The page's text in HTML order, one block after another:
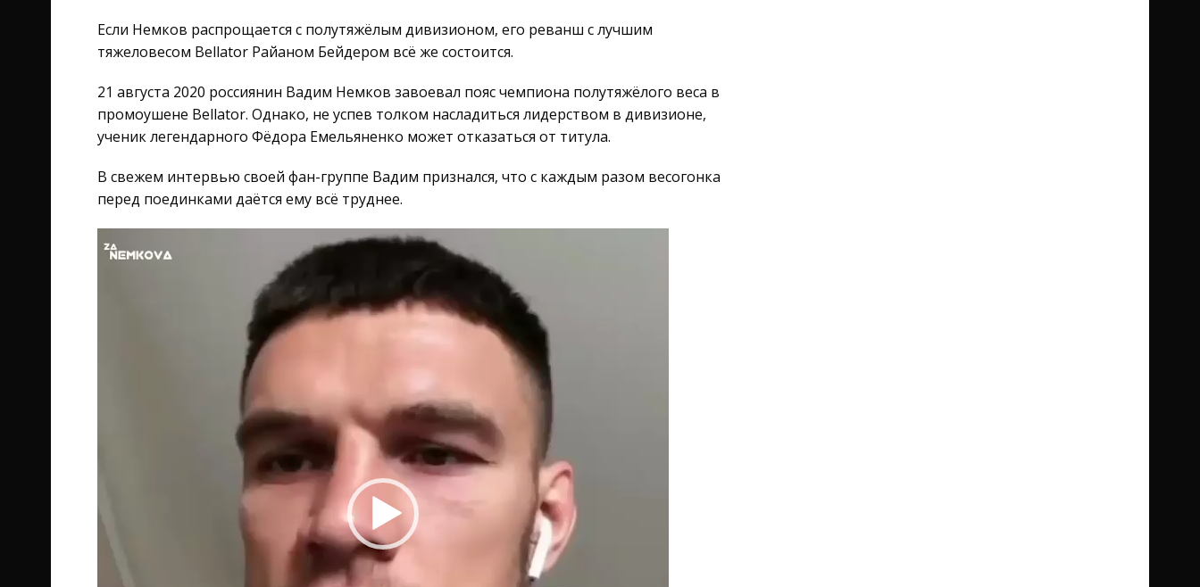
Если Немков распрощается с полутяжёлым дивизионом, его реванш с лучшим
тяжеловесом Bellator Райаном Бейдером всё же состоится.
21 августа 2020 россиянин Вадим Немков завоевал пояс чемпиона полутяжёлого веса в
промоушене Bellator. Однако, не успев толком насладиться лидерством в дивизионе,
ученик легендарного Фёдора Емельяненко может отказаться от титула.
В свежем интервью своей фан-группе Вадим признался, что с каждым разом весогонка
перед поединками даётся ему всё труднее.
Видеоплеер